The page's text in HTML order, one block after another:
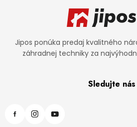
Jipos ponúka predaj kvalitného
záhradnej techniky za
Sledujte nás